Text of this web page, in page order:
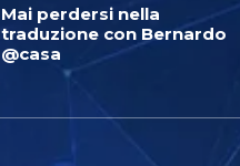
Mai perdersi nella
traduzione con Bernardo
@casa